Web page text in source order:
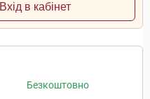
Вхід в кабінет
Безкоштовно